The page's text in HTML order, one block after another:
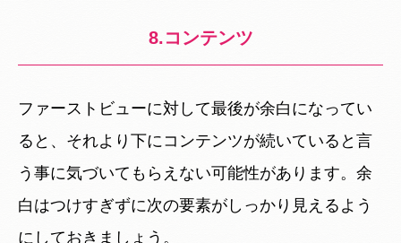
8.コンテンツ
ファーストビューに対して最後が余白になってい
ると、それより下にコンテンツが続いていると言
う事に気づいてもらえない可能性があります。余
白はつけすぎずに次の要素がしっかり見えるよう
にしておきましょう。